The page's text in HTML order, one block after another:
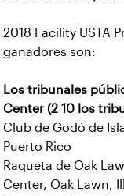
2018 Facility USTA
ganadores son:
Los tribunales
Center (2 10 los
Club de Godó de
Puerto Rico
Raqueta de Oak
Center, Oak Lawn,